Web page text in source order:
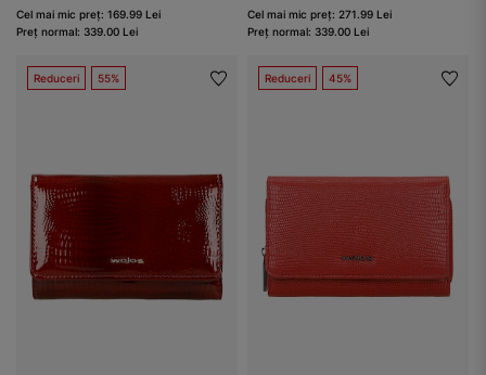
Cel mai mic preț: 169.99 Lei
Preț normal: 339.00 Lei
Cel mai mic preț: 271.99 Lei
Preț normal: 339.00 Lei
Reduceri 55% Reduceri 45%